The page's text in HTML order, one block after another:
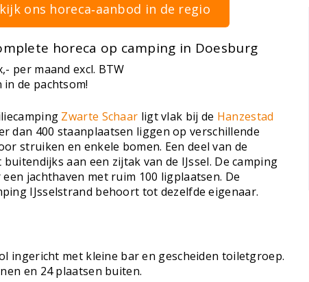
ons horeca‑aanbod in de regio
horeca op camping in Doesburg
per maand excl. BTW
de pachtsom!
Zwarte Schaar ligt vlak bij de Hanzestad
dan 400 staanplaatsen liggen op verschillende
struiken en enkele bomen. Een deel van de
aan een zijtak van de IJssel. De camping
jachthaven met ruim 100 ligplaatsen. De
IJsselstrand behoort tot dezelfde eigenaar.
ingericht met kleine bar en gescheiden toiletgroep.
en 24 plaatsen buiten.